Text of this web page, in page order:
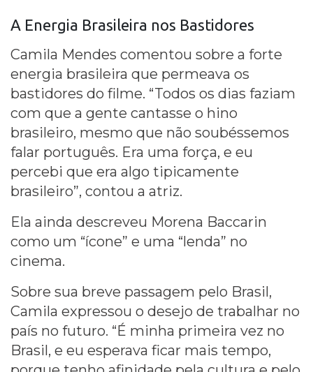
A Energia Brasileira nos Bastidores
Camila Mendes comentou sobre a forte
energia brasileira que permeava os
bastidores do filme. “Todos os dias faziam
com que a gente cantasse o hino
brasileiro, mesmo que não soubéssemos
falar português. Era uma força, e eu
percebi que era algo tipicamente
brasileiro”, contou a atriz.
Ela ainda descreveu Morena Baccarin
como um “ícone” e uma “lenda” no
cinema.
Sobre sua breve passagem pelo Brasil,
Camila expressou o desejo de trabalhar no
país no futuro. “É minha primeira vez no
Brasil, e eu esperava ficar mais tempo,